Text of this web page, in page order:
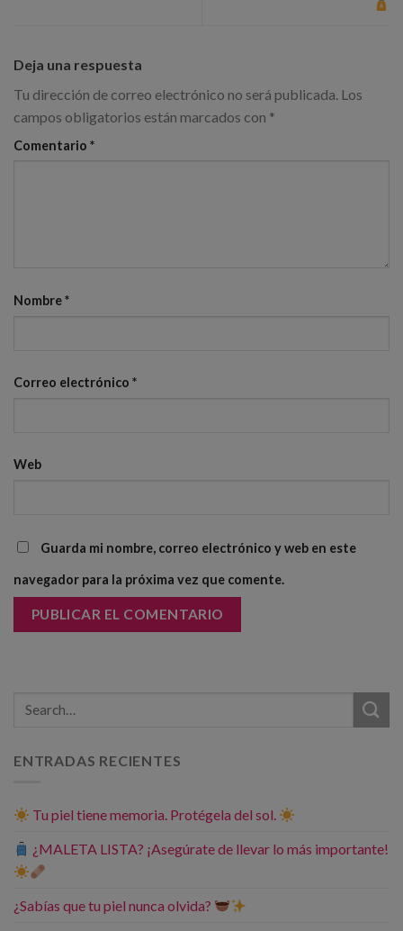
Deja una respuesta
Tu dirección de correo electrónico no será publicada. Los
campos obligatorios están marcados con *
Comentario *
Nombre*
Correo electrónico *
Web
Guarda mi nombre, correo electrónico y web en este
navegador para la próxima vez que comente.
ENTRADAS RECIENTES
Tu piel tiene memoria. Protégela del sol.
¿MALETA LISTA? ¡Asegúrate de llevar lo más importante!
¿Sabías que tu piel nunca olvida?